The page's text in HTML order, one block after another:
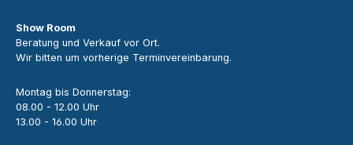
Show Room
Beratung und Verkauf vor Ort.
Wir bitten um vorherige Terminvereinbarung.
Montag bis Donnerstag:
08.00 - 12.00 Uhr
13.00 - 16.00 Uhr